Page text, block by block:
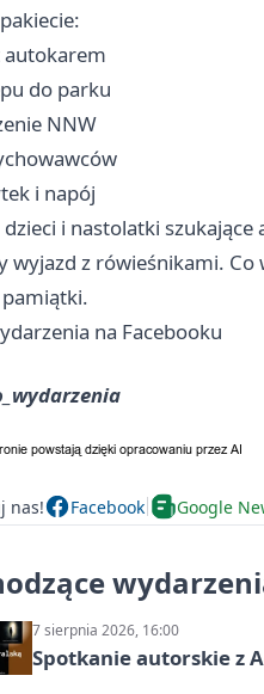
do parku
NNW
i napój
i nastolatki
wyjazd z rówieśnikami.
na Facebooku
nas! Facebook Google
7 sierpnia 2026, 16:00
Spotkanie autorskie z